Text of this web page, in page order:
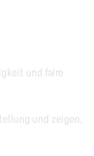
und faire
und zeigen,